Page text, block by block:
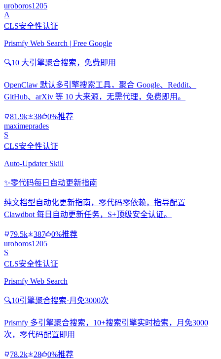
uroboros1205
A
CLS安全性认证
Prismfy Web Search | Free Google
🔍10 大引擎聚合搜索，免费即用
OpenClaw 默认多引擎搜索工具，聚合 Google、Reddit、
GitHub、arXiv 等 10 大来源，无需代理，免费即用。
81.9k 38
0%推荐
maximeprades
S
CLS安全性认证
Auto-Updater Skill
✨零代码每日自动更新指南
纯文档型自动化更新指南，零代码零依赖，指导配置
Clawdbot 每日自动更新任务，S+顶级安全认证。
79.5k 387
0%推荐
uroboros1205
S
CLS安全性认证
Prismfy Web Search
🔍10引擎聚合搜索·月免3000次
Prismfy 多引擎聚合搜索，10+搜索引擎实时检索，月免3000
次，零代码配置即用
78.2k 28
0%推荐